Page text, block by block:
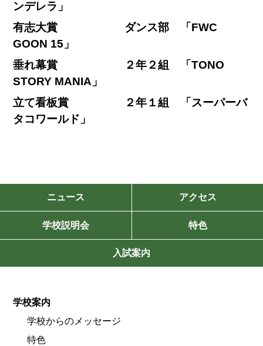
ンデレラ」
有志大賞 ダンス部 「FWC
GOON 15」
垂れ幕賞 ２年２組 「TONO
STORY MANIA」
立て看板賞 ２年１組 「スーパーバ
タコワールド」
ニュース アクセス
学校説明会 特色
入試案内
学校案内
学校からのメッセージ
特色